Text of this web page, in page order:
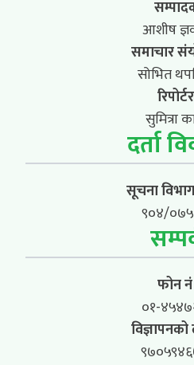
आशीष
समाचार
सोभित
सुमित्रा
दर्ता
सूचना
९०४/
फोन
०१-